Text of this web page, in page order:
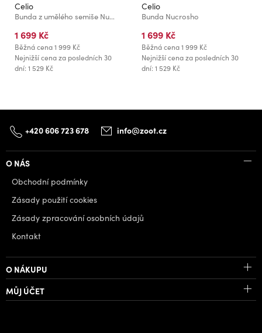
Celio
Bunda z umělého semiše Nupinch
1 699 Kč
Běžná cena1 999 Kč
Nejnižší cena za posledních 30
dní: 1 529 Kč
Celio
Bunda Nucrosho
1 699 Kč
Běžná cena1 999 Kč
Nejnižší cena za posledních 30
dní: 1 529 Kč
+420 606 723 678 info@zoot.cz
O NÁS
Obchodní podmínky
Zásady použití cookies
Zásady zpracování osobních údajů
Kontakt
O NÁKUPU
MŮJ ÚČET